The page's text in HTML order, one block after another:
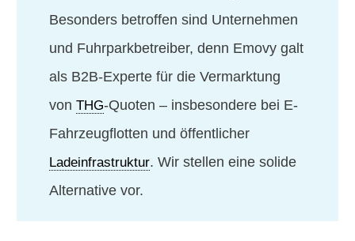
Besonders betroffen sind Unternehmen
und Fuhrparkbetreiber, denn Emovy galt
als B2B-Experte für die Vermarktung
von THG-Quoten – insbesondere bei E-
Fahrzeugflotten und öffentlicher
Ladeinfrastruktur. Wir stellen eine solide
Alternative vor.